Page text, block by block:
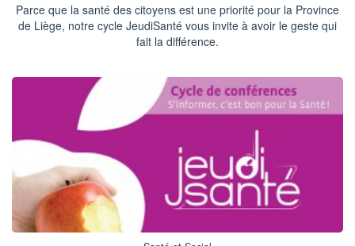
Parce que la santé des citoyens est une priorité pour la Province
de Liège, notre cycle JeudiSanté vous invite à avoir le geste qui
fait la différence.